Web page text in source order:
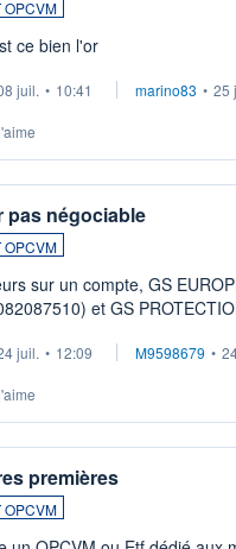
OPCVM
ce bien l'or
juil. • 10:41 marino83 • 25
pas négociable
OPCVM
sur un compte, GS
et GS
vente, on me signale ...
juil. • 12:09 M9598679 •
premières
OPCVM